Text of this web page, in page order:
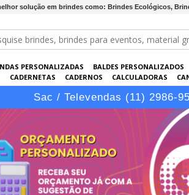
solução em brindes como: Brindes Ecológicos,
PERSONALIZADAS BALDES PERSONALIZADOS
CADERNETAS
CADERNOS CALCULADORAS
DE BRINDES
COPOS ELETRÔNICOS
Sac / Televendas (11) 2986-